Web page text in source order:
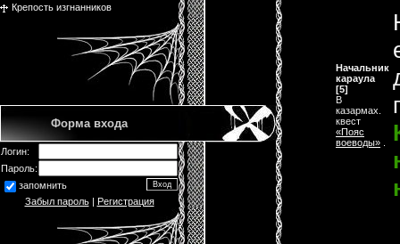
Крепость изгнанников
Форма входа
Логин:
Пароль:
запомнить
Забыл пароль| Регистрация
Начальник
караула
[5]
В
казармах.
квест
«Пояс
воeводы»